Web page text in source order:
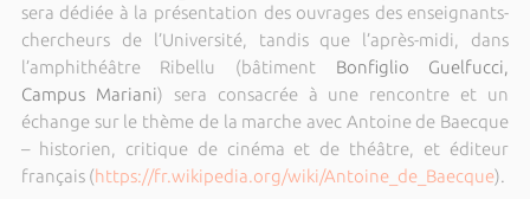
sera dédiée à la présentation des ouvrages des enseignants-
chercheurs de l’Université, tandis que l’après-midi, dans
l’amphithéâtre Ribellu (bâtiment Bonfiglio Guelfucci,
Campus Mariani) sera consacrée à une rencontre et un
échange sur le thème de la marche avec Antoine de Baecque
– historien, critique de cinéma et de théâtre, et éditeur
français (https://fr.wikipedia.org/wiki/Antoine_de_Baecque).